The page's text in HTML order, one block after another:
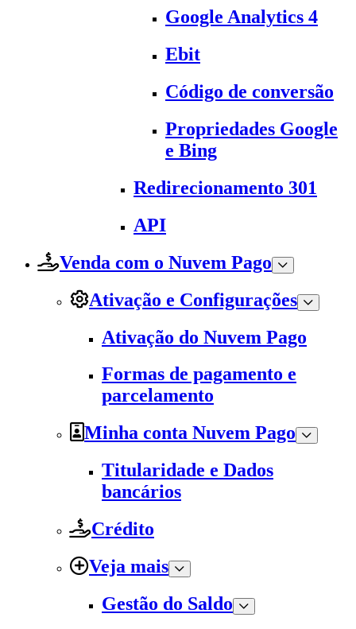
Google Analytics 4
Ebit
Código de conversão
Propriedades Google
e Bing
Redirecionamento 301
API
Venda com o Nuvem Pago
Ativação e Configurações
Ativação do Nuvem Pago
Formas de pagamento e
parcelamento
Minha conta Nuvem Pago
Titularidade e Dados
bancários
Crédito
Veja mais
Gestão do Saldo